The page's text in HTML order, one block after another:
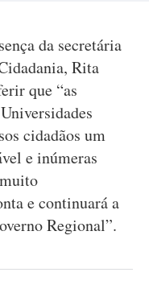
da secretária
Rita
que “as
cidadãos um
e inúmeras
e continuará a
Regional”.